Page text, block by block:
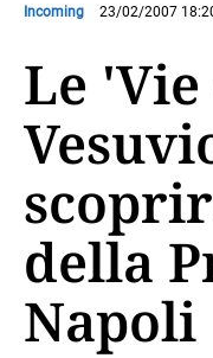
Incoming 23/02/2007
Le
della
Napoli